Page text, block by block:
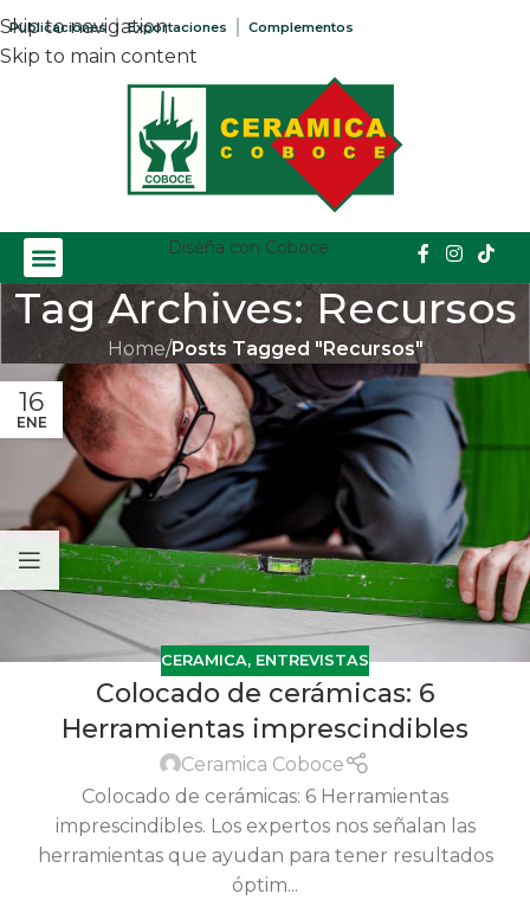
Skip to navigation
Skip to main content
Publicaciones Exportaciones Complementos
Diseña con Coboce
Tag Archives: Recursos
Home/Posts Tagged "Recursos"
16
ENE
CERAMICA, ENTREVISTAS
Colocado de cerámicas: 6
Herramientas imprescindibles
Ceramica Coboce
Colocado de cerámicas: 6 Herramientas
imprescindibles. Los expertos nos señalan las
herramientas que ayudan para tener resultados
óptim...